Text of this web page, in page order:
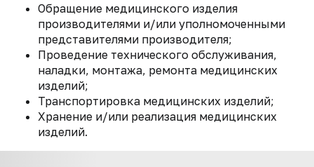
Обращение медицинского изделия
производителями и/или уполномоченными
представителями производителя;
Проведение технического обслуживания,
наладки, монтажа, ремонта медицинских
изделий;
Транспортировка медицинских изделий;
Хранение и/или реализация медицинских
изделий.